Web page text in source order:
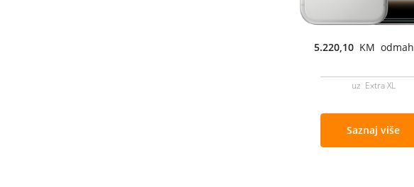
5.220,10 KM odmah
uz Extra XL
Saznaj više